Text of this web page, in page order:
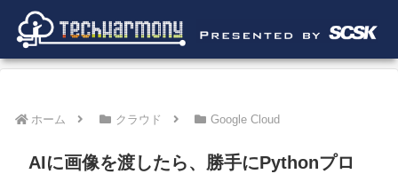
ホーム クラウド Google Cloud
AIに画像を渡したら、勝手にPythonプロ